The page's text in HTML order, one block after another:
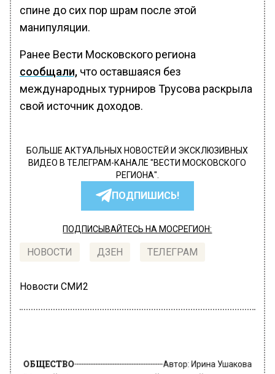
спине до сих пор шрам после этой
манипуляции.
Ранее Вести Московского региона
сообщали, что оставшаяся без
международных турниров Трусова раскрыла
свой источник доходов.
БОЛЬШЕ АКТУАЛЬНЫХ НОВОСТЕЙ И ЭКСКЛЮЗИВНЫХ
ВИДЕО В ТЕЛЕГРАМ-КАНАЛЕ "ВЕСТИ МОСКОВСКОГО
РЕГИОНА".
ПОДПИШИСЬ!
ПОДПИСЫВАЙТЕСЬ НА МОСРЕГИОН:
НОВОСТИ ДЗЕН ТЕЛЕГРАМ
Новости СМИ2
Юрий Антонов: гостей «голой»